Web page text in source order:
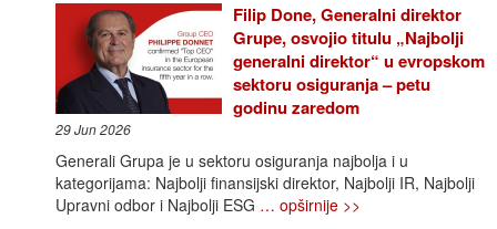
Filip Done, Generalni direktor
Grupe, osvojio titulu „Najbolji
generalni direktor“ u evropskom
sektoru osiguranja – petu
godinu zaredom
29 Jun 2026
Generali Grupa je u sektoru osiguranja najbolja i u
kategorijama: Najbolji finansijski direktor, Najbolji IR, Najbolji
Upravni odbor i Najbolji ESG … opširnije >>